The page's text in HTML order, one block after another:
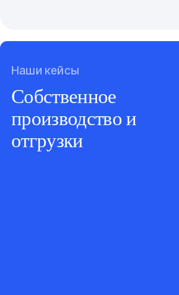
Наши кейсы
Собственное
производство и
отгрузки